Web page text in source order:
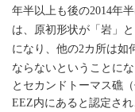
年半以上も後の2014年
は、原初形状が「岩」
になり、他の2カ所は如
ならないということに
とセカンドトーマス礁
EEZ内にあると認定さ